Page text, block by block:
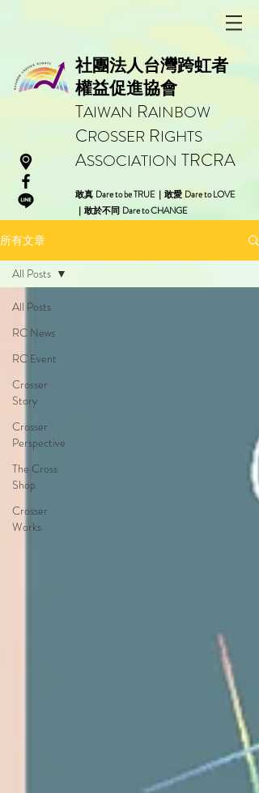
社團法人台灣跨虹者
權益促進協會
TAIWAN RAINBOW
CROSSER RIGHTS
ASSOCIATION TRCRA
敢真 Dare to be TRUE ｜敢愛 Dare to LOVE
｜敢於不同 Dare to CHANGE
所有文章
All Posts
RC News
RC Event
Crosser
Story
Crosser
Perspective
The Cross
Shop
Crosser
Works
All Posts